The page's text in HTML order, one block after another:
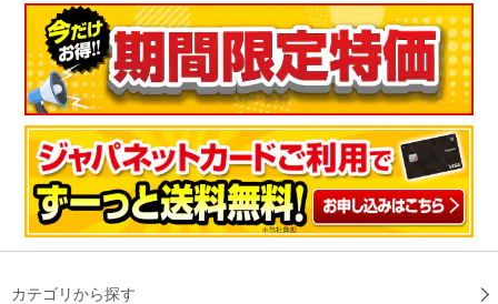
「お客様の声」は実際にご購入されたお客様からのご意見を掲載しておりま
す。
商品により、同一シリーズをご購入された方の声を含みます。
カテゴリから探す